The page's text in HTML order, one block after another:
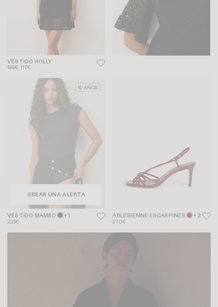
VESTIDO HOLLY
195€ 117€
10 AÑOS
CREAR UNA ALERTA
VESTIDO MAMBO + 1
235€
ARLESIENNE ESCARPINES + 2
270€